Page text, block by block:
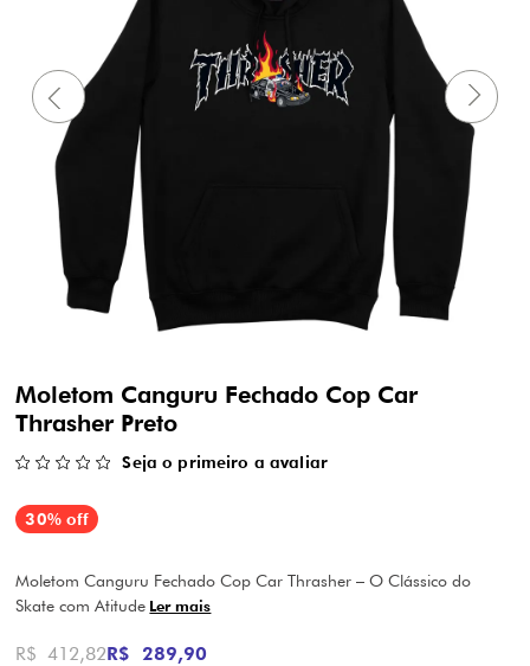
Moletom Canguru Fechado Cop Car
Thrasher Preto
Seja o primeiro a avaliar
30% off
Moletom Canguru Fechado Cop Car Thrasher – O Clássico do
Skate com Atitude Ler mais
R$ 412,82R$ 289,90